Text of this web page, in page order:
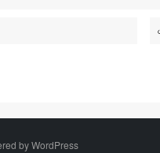
byWordPress